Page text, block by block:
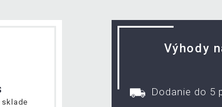
sklade
Výhody
Dodanie do 5